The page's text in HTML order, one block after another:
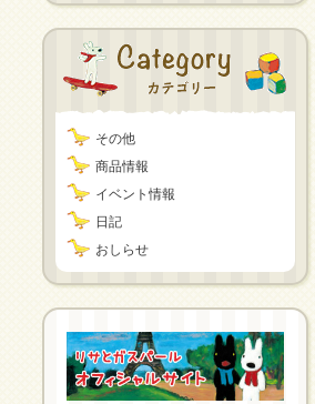
その他
商品情報
イベント情報
日記
おしらせ